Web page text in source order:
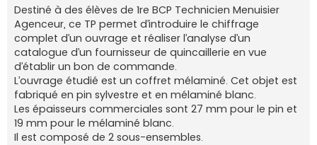
Destiné à des élèves de 1re BCP Technicien Menuisier
Agenceur, ce TP permet d’introduire le chiffrage
complet d’un ouvrage et réaliser l’analyse d’un
catalogue d’un fournisseur de quincaillerie en vue
d’établir un bon de commande.
L’ouvrage étudié est un coffret mélaminé. Cet objet est
fabriqué en pin sylvestre et en mélaminé blanc.
Les épaisseurs commerciales sont 27 mm pour le pin et
19 mm pour le mélaminé blanc.
Il est composé de 2 sous-ensembles.